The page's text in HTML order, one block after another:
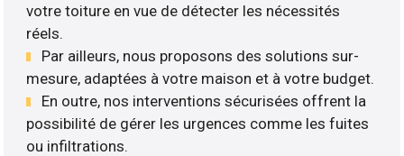
votre toiture en vue de détecter les nécessités
réels.
Par ailleurs, nous proposons des solutions sur-
mesure, adaptées à votre maison et à votre budget.
En outre, nos interventions sécurisées offrent la
possibilité de gérer les urgences comme les fuites
ou infiltrations.